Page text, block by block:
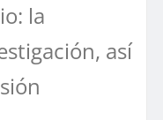
la
así